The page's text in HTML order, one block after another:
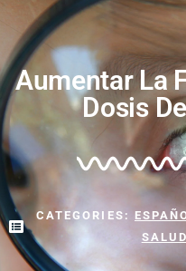
Aumentar La
Dosis
CATEGORIES: